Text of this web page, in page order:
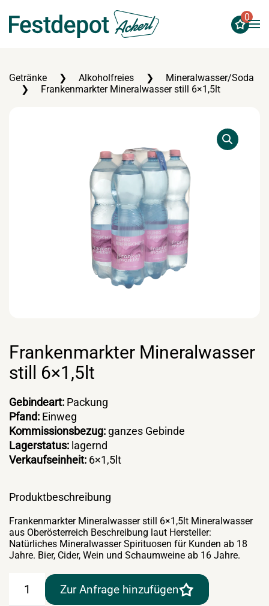
Zum Hauptinhalt springen
0
Getränke Alkoholfreies
Mineralwasser/Soda
Frankenmarkter Mineralwasser still 6×1,5lt
Frankenmarkter Mineralwasser
still 6×1,5lt
Gebindeart: Packung
Pfand: Einweg
Kommissionsbezug: ganzes Gebinde
Lagerstatus: lagernd
Verkaufseinheit: 6×1,5lt
Produktbeschreibung
Frankenmarkter Mineralwasser still 6×1,5lt Mineralwasser
aus Oberösterreich Beschreibung laut Hersteller:
Natürliches Mineralwasser Spirituosen für Kunden ab 18
Jahre. Bier, Cider, Wein und Schaumweine ab 16 Jahre.
Frankenmarkter
MineralwasserZur Anfrage hinzufügen